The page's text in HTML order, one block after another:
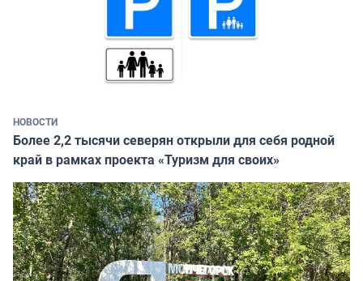
НОВОСТИ
Более 2,2 тысячи северян открыли для себя родной
край в рамках проекта «Туризм для своих»